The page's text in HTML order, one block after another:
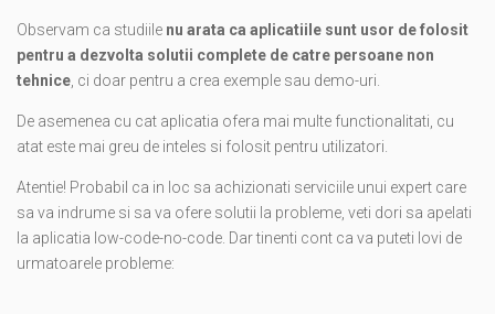
Observam ca studiile nu arata ca aplicatiile sunt usor de folosit
pentru a dezvolta solutii complete de catre persoane non
tehnice , ci doar pentru a crea exemple sau demo-uri.
De asemenea cu cat aplicatia ofera mai multe functionalitati, cu
atat este mai greu de inteles si folosit pentru utilizatori.
Atentie! Probabil ca in loc sa achizionati serviciile unui expert care
sa va indrume si sa va ofere solutii la probleme, veti dori sa apelati
la aplicatia low-code-no-code. Dar tinenti cont ca va puteti lovi de
urmatoarele probleme: